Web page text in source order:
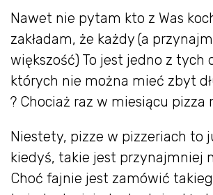
Nawet nie pytam kto z Was
zakładam, że każdy (a
większość) To jest jedno z tych
których nie można mieć zbyt
? Chociaż raz w miesiącu pizza
Niestety, pizze w pizzeriach to
kiedyś, takie jest przynajmniej
Choć fajnie jest zamówić